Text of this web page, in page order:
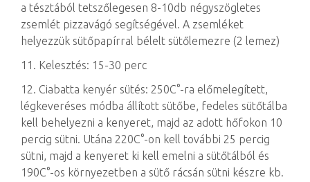
a tésztából tetszőlegesen 8-10db négyszögletes
zsemlét pizzavágó segítségével. A zsemléket
helyezzük sütőpapírral bélelt sütőlemezre (2 lemez)
11. Kelesztés: 15-30 perc
12. Ciabatta kenyér sütés: 250C°-ra előmelegített,
légkeveréses módba állított sütőbe, fedeles sütőtálba
kell behelyezni a kenyeret, majd az adott hőfokon 10
percig sütni. Utána 220C°-on kell további 25 percig
sütni, majd a kenyeret ki kell emelni a sütőtálból és
190C°-os környezetben a sütő rácsán sütni készre kb.